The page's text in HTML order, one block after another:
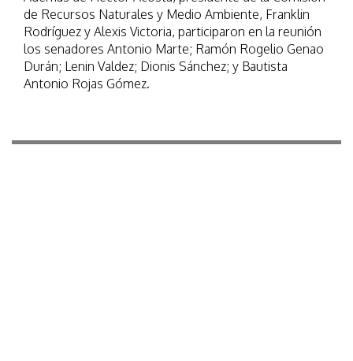
de Recursos Naturales y Medio Ambiente, Franklin
Rodríguez y Alexis Victoria, participaron en la reunión
los senadores Antonio Marte; Ramón Rogelio Genao
Durán; Lenin Valdez; Dionis Sánchez; y Bautista
Antonio Rojas Gómez.